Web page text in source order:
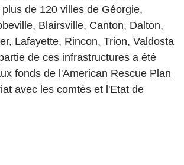
de 120 villes de Géorgie,
Blairsville, Canton, Dalton,
Lafayette, Rincon, Trion, Valdosta
de ces infrastructures a été
fonds de l'American Rescue Plan
avec les comtés et l'Etat de